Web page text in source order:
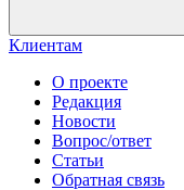
Клиентам
О проекте
Редакция
Новости
Вопрос/ответ
Статьи
Обратная связь